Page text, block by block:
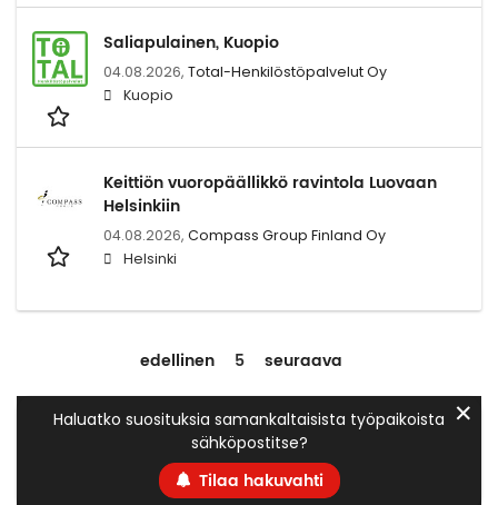
Saliapulainen, Kuopio
04.08.2026, Total-Henkilöstöpalvelut Oy
Kuopio
Keittiön vuoropäällikkö ravintola Luovaan
Helsinkiin
04.08.2026, Compass Group Finland Oy
Helsinki
edellinen 5 seuraava
Haluatko suosituksia samankaltaisista työpaikoista
sähköpostitse?
Tilaa hakuvahti
✕